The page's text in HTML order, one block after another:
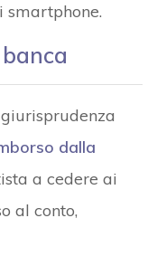
dalla
a cedere ai
al conto,